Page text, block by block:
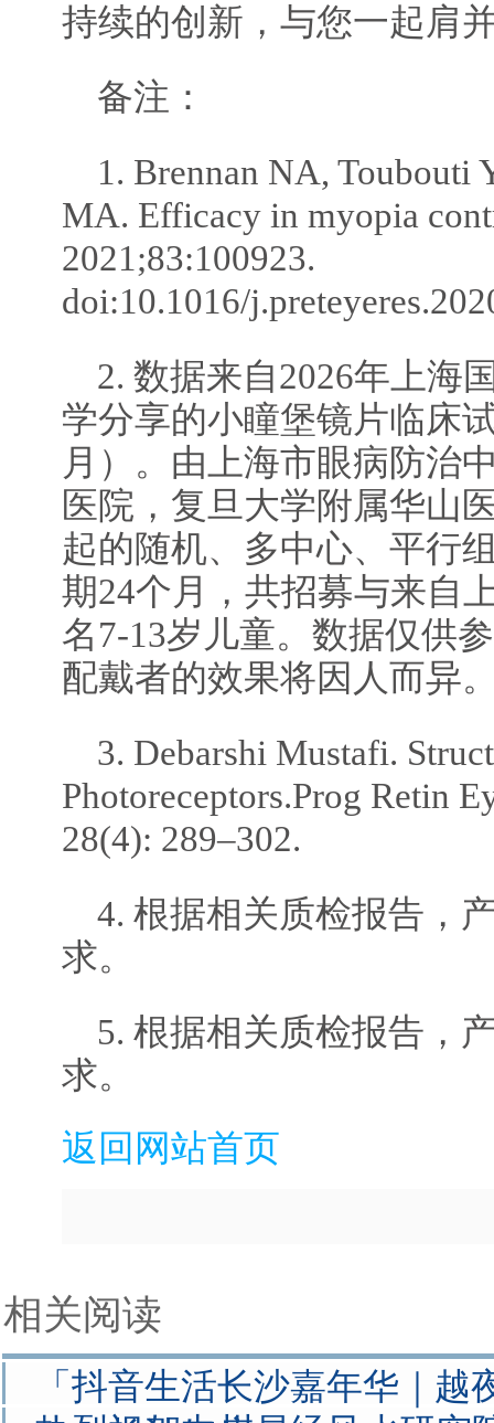
持续的创新，与您一起肩
备注：
1. Brennan NA,
MA. Efficacy in myopia
2021;83:100923.
doi:10.1016/
2. 数据来自2026年上海
学分享的小瞳堡镜片临床
月）。由上海市眼病防治
医院，复旦大学附属华山
起的随机、多中心、平行
期24个月，共招募与来自
名7-13岁儿童。数据仅供
配戴者的效果将因人而异
3. Debarshi Mustafi.
Photoreceptors.Prog Retin
28(4): 289–302.
4. 根据相关质检报告，
求。
5. 根据相关质检报告，
求。
返回网站首页
相关阅读
「抖音生活长沙嘉年华｜越